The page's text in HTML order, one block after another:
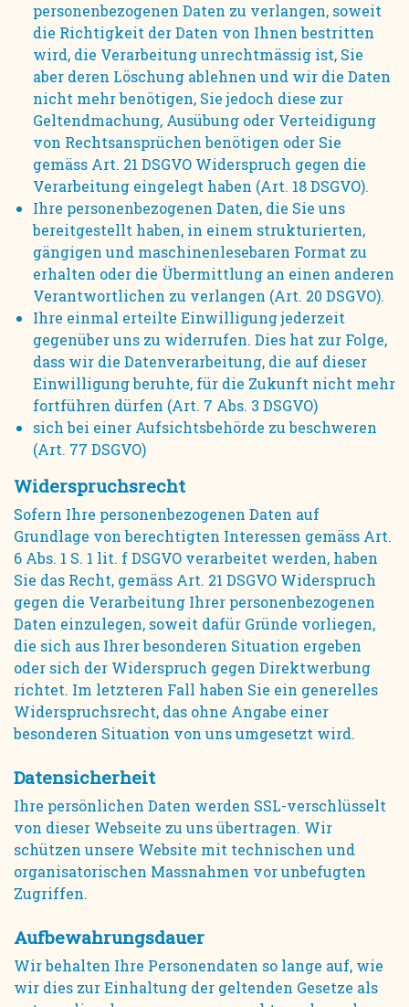
personenbezogenen Daten zu verlangen, soweit
die Richtigkeit der Daten von Ihnen bestritten
wird, die Verarbeitung unrechtmässig ist, Sie
aber deren Löschung ablehnen und wir die Daten
nicht mehr benötigen, Sie jedoch diese zur
Geltendmachung, Ausübung oder Verteidigung
von Rechtsansprüchen benötigen oder Sie
gemäss Art. 21 DSGVO Widerspruch gegen die
Verarbeitung eingelegt haben (Art. 18 DSGVO).
Ihre personenbezogenen Daten, die Sie uns
bereitgestellt haben, in einem strukturierten,
gängigen und maschinenlesebaren Format zu
erhalten oder die Übermittlung an einen anderen
Verantwortlichen zu verlangen (Art. 20 DSGVO).
Ihre einmal erteilte Einwilligung jederzeit
gegenüber uns zu widerrufen. Dies hat zur Folge,
dass wir die Datenverarbeitung, die auf dieser
Einwilligung beruhte, für die Zukunft nicht mehr
fortführen dürfen (Art. 7 Abs. 3 DSGVO)
sich bei einer Aufsichtsbehörde zu beschweren
(Art. 77 DSGVO)
Widerspruchsrecht
Sofern Ihre personenbezogenen Daten auf
Grundlage von berechtigten Interessen gemäss Art.
6 Abs. 1 S. 1 lit. f DSGVO verarbeitet werden, haben
Sie das Recht, gemäss Art. 21 DSGVO Widerspruch
gegen die Verarbeitung Ihrer personenbezogenen
Daten einzulegen, soweit dafür Gründe vorliegen,
die sich aus Ihrer besonderen Situation ergeben
oder sich der Widerspruch gegen Direktwerbung
richtet. Im letzteren Fall haben Sie ein generelles
Widerspruchsrecht, das ohne Angabe einer
besonderen Situation von uns umgesetzt wird.
Datensicherheit
Ihre persönlichen Daten werden SSL-verschlüsselt
von dieser Webseite zu uns übertragen. Wir
schützen unsere Website mit technischen und
organisatorischen Massnahmen vor unbefugten
Zugriffen.
Aufbewahrungsdauer
Wir behalten Ihre Personendaten so lange auf, wie
wir dies zur Einhaltung der geltenden Gesetze als